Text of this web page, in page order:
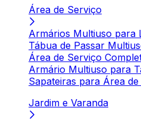
Área de Serviço
Armários Multiuso para
Tábua de Passar
Área de Serviço
Armário Multiuso para
Sapateiras para Área
Jardim e Varanda